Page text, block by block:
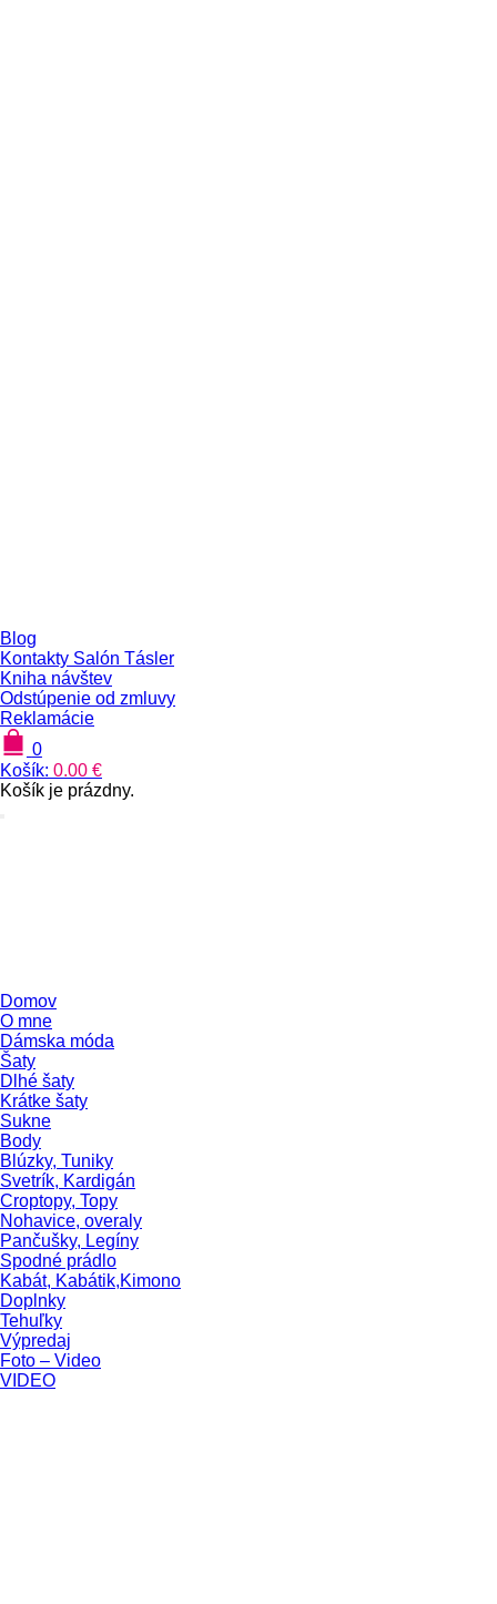
Blog
Kontakty Salón Tásler
Kniha návštev
Odstúpenie od zmluvy
Reklamácie
0
Košík: 0.00 €
Košík je prázdny.
Domov
O mne
Dámska móda
Šaty
Dlhé šaty
Krátke šaty
Sukne
Body
Blúzky, Tuniky
Svetrík, Kardigán
Croptopy, Topy
Nohavice, overaly
Pančušky, Legíny
Spodné prádlo
Kabát, Kabátik,Kimono
Doplnky
Tehuľky
Výpredaj
Foto – Video
VIDEO